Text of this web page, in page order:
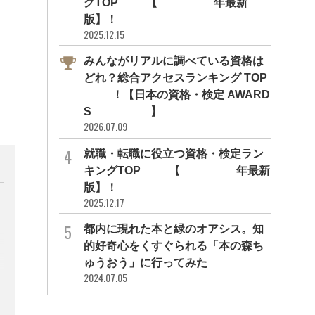
版】！
2025.12.15
みんながリアルに調べている資格は
どれ？総合アクセスランキング TOP
10！【日本の資格・検定 AWARD
S 2026】
2026.07.09
就職・転職に役立つ資格・検定ラン
キングTOP30【2026年最新
版】！
2025.12.17
都内に現れた本と緑のオアシス。知
的好奇心をくすぐられる「本の森ち
ゅうおう」に行ってみた
2024.07.05